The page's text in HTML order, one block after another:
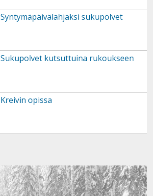
Syntymäpäivälahjaksi sukupolvet
Sukupolvet kutsuttuina rukoukseen
Kreivin opissa